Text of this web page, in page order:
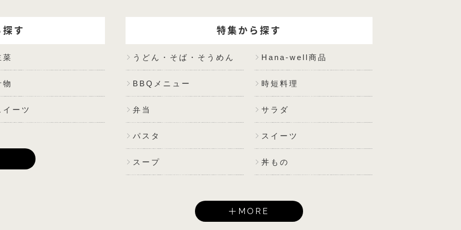
す
菜
物
イーツ
特集から探す
うどん・そば・そうめん Hana-well商品
BBQメニュー 時短料理
弁当 サラダ
パスタ スイーツ
スープ 丼もの
MORE